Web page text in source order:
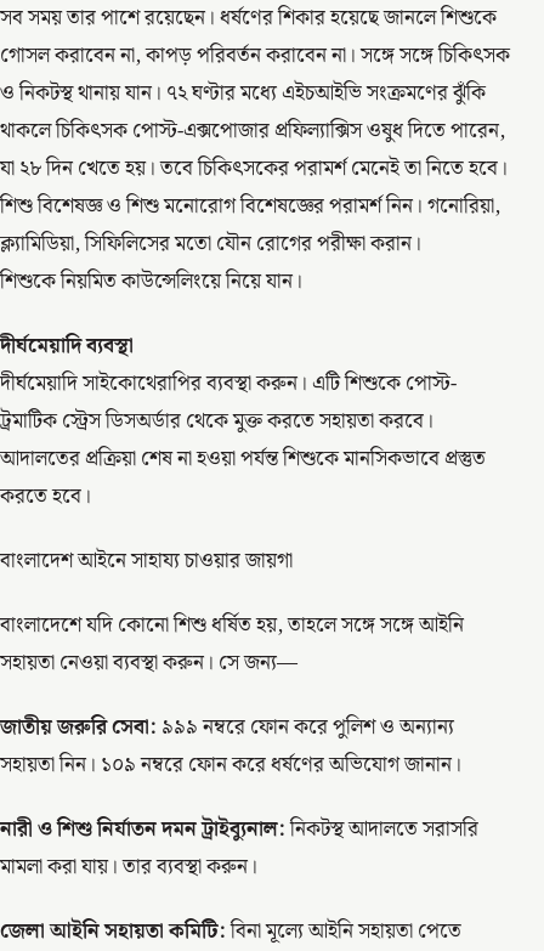
সব সময় তার পাশে রয়েছেন। ধর্ষণের শিকার হয়েছে জানলে শিশুকে
গোসল করাবেন না, কাপড় পরিবর্তন করাবেন না। সঙ্গে সঙ্গে চিকিৎসক
ও নিকটস্থ থানায় যান। ৭২ ঘণ্টার মধ্যে এইচআইভি সংক্রমণের ঝুঁকি
থাকলে চিকিৎসক পোস্ট-এক্সপোজার প্রফিল্যাক্সিস ওষুধ দিতে পারেন,
যা ২৮ দিন খেতে হয়। তবে চিকিৎসকের পরামর্শ মেনেই তা নিতে হবে।
শিশু বিশেষজ্ঞ ও শিশু মনোরোগ বিশেষজ্ঞের পরামর্শ নিন। গনোরিয়া,
ক্ল্যামিডিয়া, সিফিলিসের মতো যৌন রোগের পরীক্ষা করান।
শিশুকে নিয়মিত কাউন্সেলিংয়ে নিয়ে যান।
দীর্ঘমেয়াদি ব্যবস্থা
দীর্ঘমেয়াদি সাইকোথেরাপির ব্যবস্থা করুন। এটি শিশুকে পোস্ট-
ট্রমাটিক স্ট্রেস ডিসঅর্ডার থেকে মুক্ত করতে সহায়তা করবে।
আদালতের প্রক্রিয়া শেষ না হওয়া পর্যন্ত শিশুকে মানসিকভাবে প্রস্তুত
করতে হবে।
বাংলাদেশ আইনে সাহায্য চাওয়ার জায়গা
বাংলাদেশে যদি কোনো শিশু ধর্ষিত হয়, তাহলে সঙ্গে সঙ্গে আইনি
সহায়তা নেওয়া ব্যবস্থা করুন। সে জন্য—
জাতীয় জরুরি সেবা: ৯৯৯ নম্বরে ফোন করে পুলিশ ও অন্যান্য
সহায়তা নিন। ১০৯ নম্বরে ফোন করে ধর্ষণের অভিযোগ জানান।
নারী ও শিশু নির্যাতন দমন ট্রাইব্যুনাল:নিকটস্থ আদালতে সরাসরি
মামলা করা যায়। তার ব্যবস্থা করুন।
জেলা আইনি সহায়তা কমিটি:বিনা মূল্যে আইনি সহায়তা পেতে